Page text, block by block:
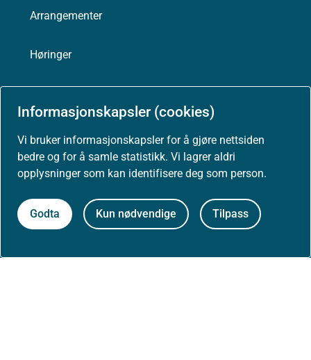
Informasjonskapsler (cookies)
Vi bruker informasjonskapsler for å gjøre nettsiden
bedre og for å samle statistikk. Vi lagrer aldri
opplysninger som kan identifisere deg som person.
Godta Kun nødvendige Tilpass
Arrangementer
Høringer
Om nettstedet
Personvernerklæring